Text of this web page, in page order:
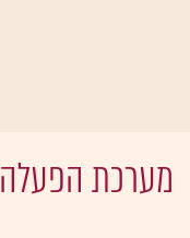
מערכת הפעלה